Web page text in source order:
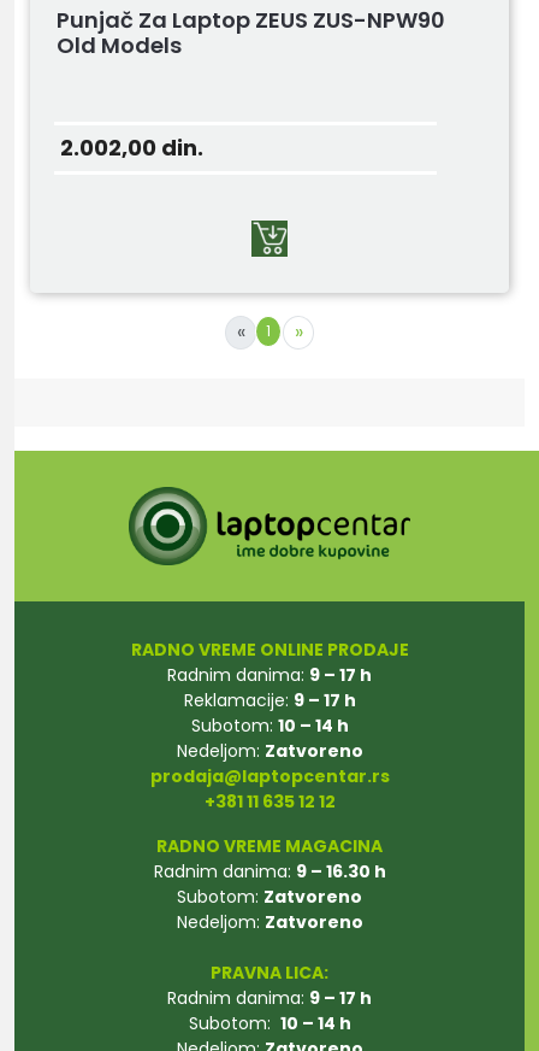
Punjač Za Laptop ZEUS ZUS-NPW90
Old Models
2.002,00 din.
« 1 »
RADNO VREME ONLINE PRODAJE
Radnim danima: 9 – 17 h
Reklamacije: 9 – 17 h
Subotom: 10 – 14 h
Nedeljom: Zatvoreno
prodaja@laptopcentar.rs
+381 11 635 12 12
RADNO VREME MAGACINA
Radnim danima: 9 – 16.30 h
Subotom: Zatvoreno
Nedeljom: Zatvoreno
PRAVNA LICA:
Radnim danima: 9 – 17 h
Subotom: 10 – 14 h